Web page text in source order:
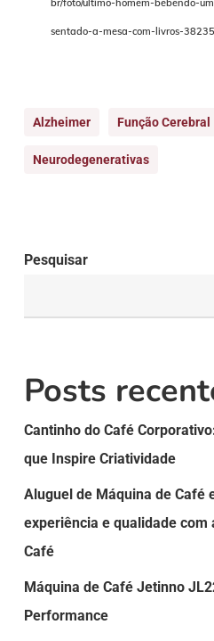
br/foto/ultimo-homem-bebendo-
sentado-a-mesa-com-livros-
Alzheimer Função Cerebral
Neurodegenerativas
Pesquisar
Posts
Cantinho do Café
que Inspire Criatividade
Aluguel de Máquina de Café
experiência e qualidade com
Café
Máquina de Café Jetinno
Performance